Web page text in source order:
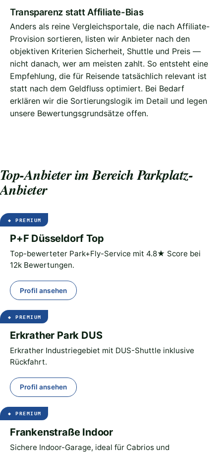
Transparenz statt Affiliate-Bias
Anders als reine Vergleichsportale, die nach Affiliate-
Provision sortieren, listen wir Anbieter nach den
objektiven Kriterien Sicherheit, Shuttle und Preis —
nicht danach, wer am meisten zahlt. So entsteht eine
Empfehlung, die für Reisende tatsächlich relevant ist
statt nach dem Geldfluss optimiert. Bei Bedarf
erklären wir die Sortierungslogik im Detail und legen
unsere Bewertungsgrundsätze offen.
Top-Anbieter im Bereich Parkplatz-
Anbieter
P+F Düsseldorf Top
Top-bewerteter Park+Fly-Service mit 4.8★ Score bei
12k Bewertungen.
Profil ansehen
Erkrather Park DUS
Erkrather Industriegebiet mit DUS-Shuttle inklusive
Rückfahrt.
Profil ansehen
Frankenstraße Indoor
Sichere Indoor-Garage, ideal für Cabrios und